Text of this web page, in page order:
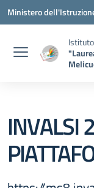
Vai ai contenuti
Vai al menu di
Vai al footer
Ministero
INVALSI